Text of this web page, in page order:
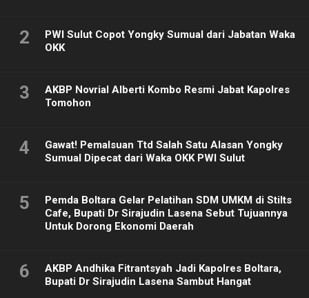
2
PWI Sulut Copot Yongky Sumual dari Jabatan Waka
OKK
3
AKBP Novrial Alberti Kombo Resmi Jabat Kapolres
Tomohon
4
Gawat! Pemalsuan Ttd Salah Satu Alasan Yongky
Sumual Dipecat dari Waka OKK PWI Sulut
5
Pemda Boltara Gelar Pelatihan SDM UMKM di Stilts
Cafe, Bupati Dr Sirajudin Lasena Sebut Tujuannya
Untuk Dorong Ekonomi Daerah
6
AKBP Andhika Fitrantsyah Jadi Kapolres Boltara,
Bupati Dr Sirajudin Lasena Sambut Hangat